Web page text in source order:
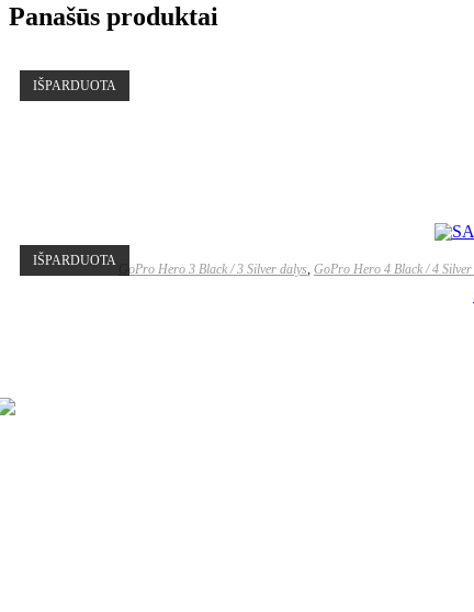
Panašūs produktai
IŠPARDUOTA
IŠPARDUOTA
GoPro Hero 3 Black / 3 Silver dalys, GoPro Hero 4 Black / 4 Silver